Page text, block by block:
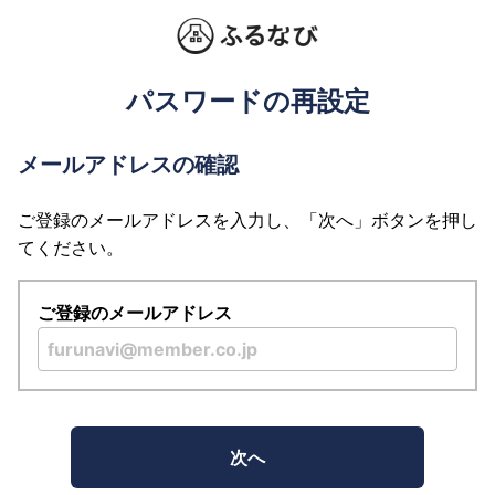
パスワードの再設定
メールアドレスの確認
ご登録のメールアドレスを入力し、「次へ」ボタンを押し
てください。
ご登録のメールアドレス